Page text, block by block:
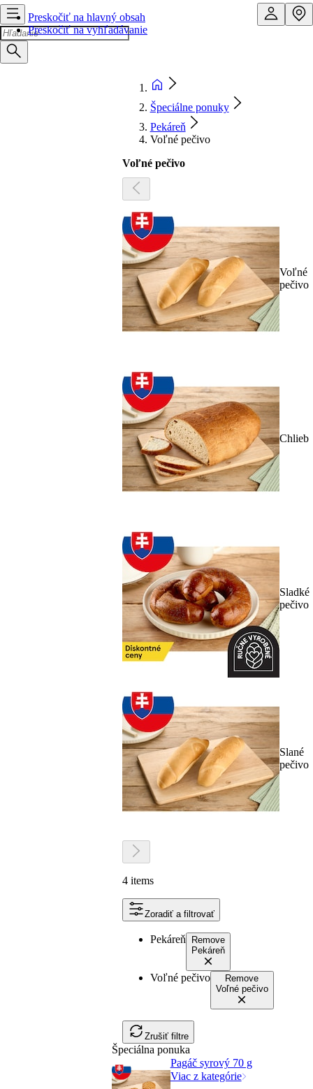
Preskočiť na hlavný obsah
Preskočiť na vyhľadávanie
Špeciálne ponuky
Pekáreň
Voľné pečivo
Voľné pečivo
Voľné
pečivo
Chlieb
Sladké
pečivo
Slané
pečivo
4 items
Zoradiť a filtrovať
Pekáreň
Remove
Pekáreň
Voľné pečivo
Remove
Voľné pečivo
Zrušiť filtre
Špeciálna ponuka
Pagáč syrový 70 g
Viac z kategórie